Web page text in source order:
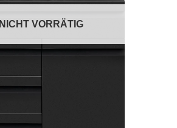
NICHT VORRÄTIG